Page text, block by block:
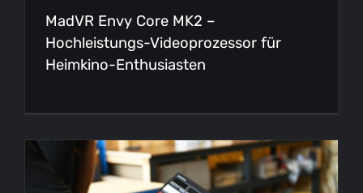
MadVR Envy Core MK2 –
Hochleistungs-Videoprozessor für
Heimkino-Enthusiasten